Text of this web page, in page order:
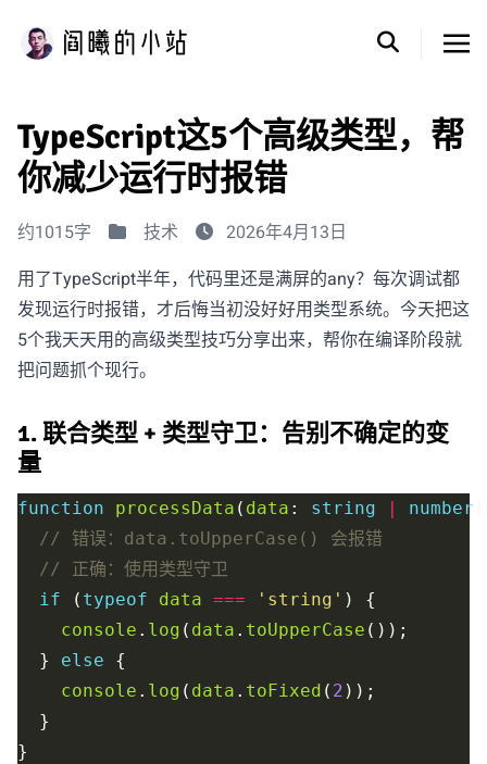
TypeScript这5个高级类型，帮
你减少运行时报错
约1015字 技术
2026年4月13日
用了TypeScript半年，代码里还是满屏的any？每次调试都
发现运行时报错，才后悔当初没好好用类型系统。今天把这
5个我天天用的高级类型技巧分享出来，帮你在编译阶段就
把问题抓个现行。
1. 联合类型 + 类型守卫：告别不确定的变
量
function processData ( data : string |
number
if ( typeof data === 'string'
console . log ( data . toUpperCase
  }
else
console . log ( data . toFixed ( 2